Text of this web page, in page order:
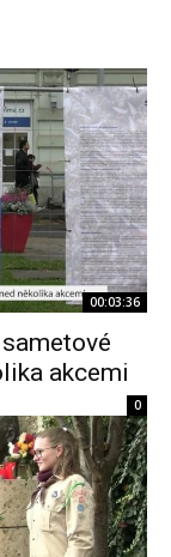
00:03:36
akcemi
0